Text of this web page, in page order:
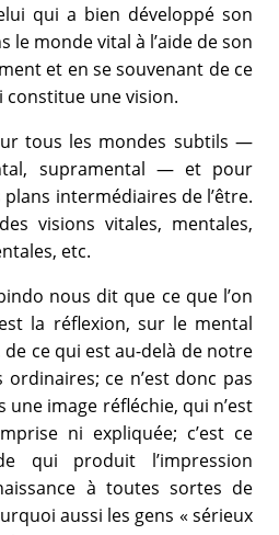
qui a bien développé son
le monde vital à l’aide de son
et en se souvenant de ce
constitue une vision.
tous les mondes subtils —
supramental — et pour
intermédiaires de l’être.
visions vitales, mentales,
etc.
nous dit que ce que l’on
la réflexion, sur le mental
ce qui est au-delà de notre
ce n’est donc pas
image réfléchie, qui n’est
ni expliquée; c’est ce
qui produit l’impression
à toutes sortes de
aussi les gens « sérieux